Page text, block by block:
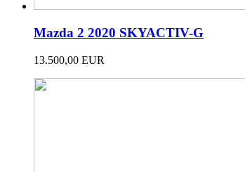
Mazda 2 2020 SKYACTIV-G
13.500,00 EUR